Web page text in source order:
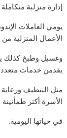
إدارة منزلية
يومي العاملات
الأعمال المنزلية
وغسيل وطبخ كذلك
يقدمن خدمات
مثل التنظيف
الأسرة أكثر طمأنينة
في حياتها اليومية.